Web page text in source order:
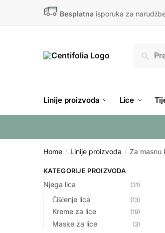
Besplatna isporuka za
Search
Linije proizvoda Lice
Home / Linije proizvoda / Za masnu
KATEGORIJE PROIZVODA
Njega lica (31)
Čišćenje lica (13)
Kreme za lice (19)
Maske za lice (3)